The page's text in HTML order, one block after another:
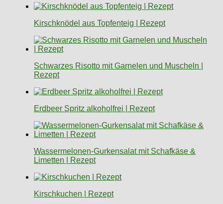
Kirschknödel aus Topfenteig | Rezept
Schwarzes Risotto mit Garnelen und Muscheln |
Rezept
Erdbeer Spritz alkoholfrei | Rezept
Wassermelonen-Gurkensalat mit Schafkäse &
Limetten | Rezept
Kirschkuchen | Rezept